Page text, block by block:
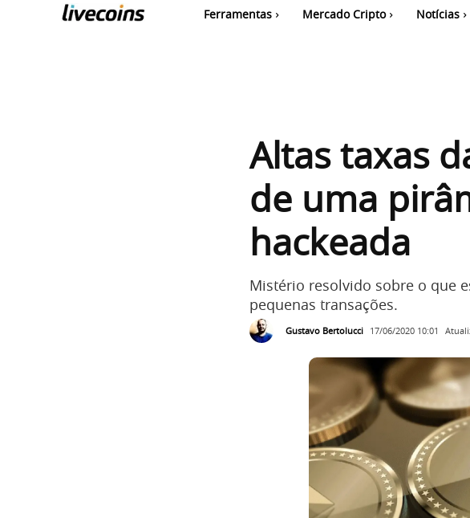
Ferramentas Mercado Cripto Notícias
Altas taxas
de uma
hackeada
Mistério resolvido sobre o que
pequenas transações.
Gustavo Bertolucci 17/06/2020 10:01